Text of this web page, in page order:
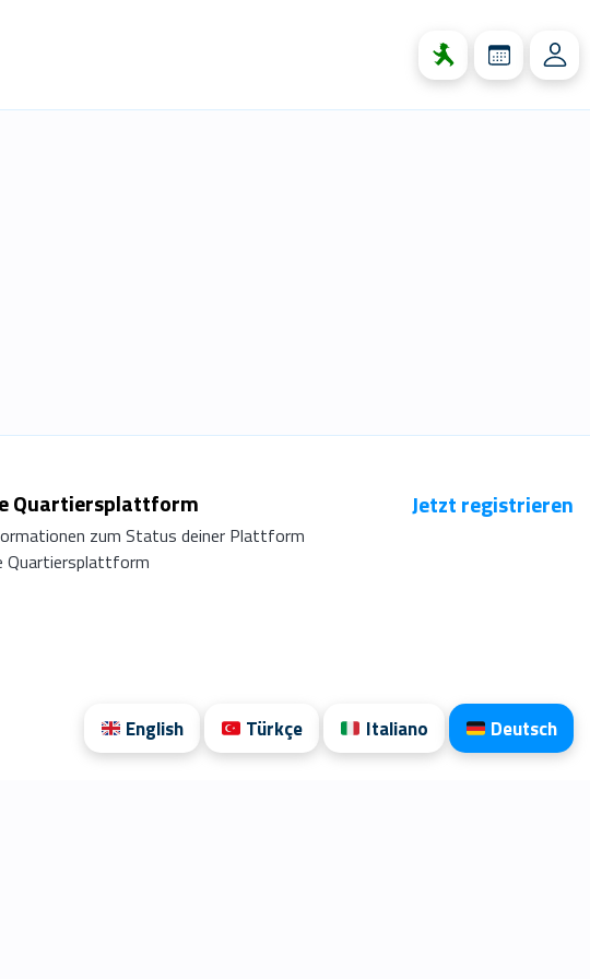
Quartiersplattform
zum Status deiner Plattform
Quartiersplattform
Jetzt registrieren
English Türkçe Italiano Deutsch